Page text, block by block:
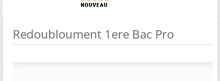
Redoubloument 1ere Bac Pro